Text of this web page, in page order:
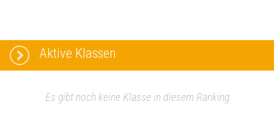
Aktive Klassen
Es gibt noch keine Klasse in diesem Ranking